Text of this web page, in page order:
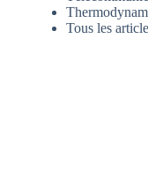
Tous les